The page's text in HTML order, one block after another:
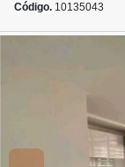
Código. 10135043